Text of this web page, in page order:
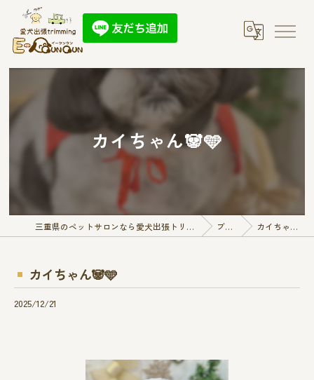
カイちゃん🐼🩵
三重県のペットサロンなら愛犬出張トリミング E-QunQun ブログ カイちゃん🐼🩵
カイちゃん🐼🩵
2025/12/21